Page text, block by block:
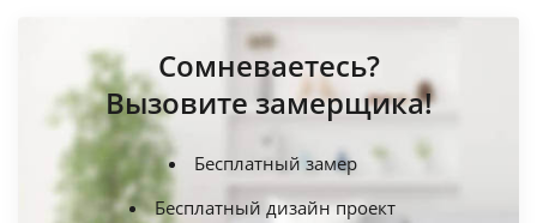
Сомневаетесь?
Вызовите замерщика!
Бесплатный замер
Бесплатный дизайн проект